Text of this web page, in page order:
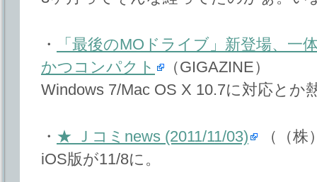
・
「最後のMOドライブ」新登場、一
かつコンパクト
（GIGAZINE）
Windows 7/Mac OS X 10.7に対応とか
・ ★ Ｊコミnews (2011/11/03)
（（株
iOS版が11/8に。